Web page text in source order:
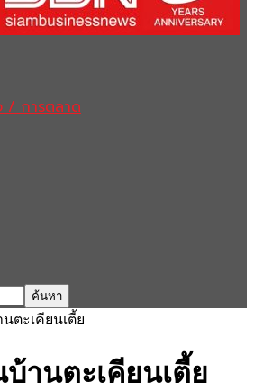
/ การตลาด
ตะเคียนเตี้ย
านตะเคียนเตี้ย